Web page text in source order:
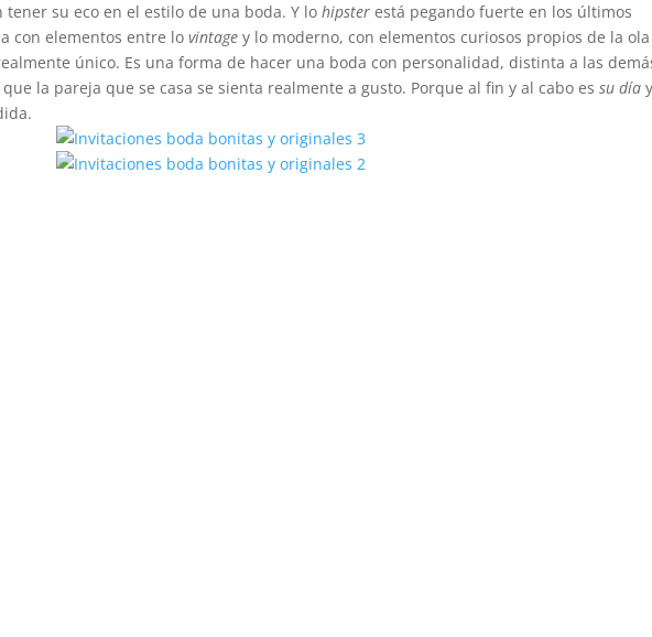
tener su eco en el estilo de una boda. Y lohipsterestá pegando fuerte en los últimos
con elementos entre lovintagey lo moderno, con elementos curiosos propios de la ola
único. Es una forma de hacer una boda con personalidad, distinta a las
la pareja que se casa se sienta realmente a gusto. Porque al fin y al cabo essu día